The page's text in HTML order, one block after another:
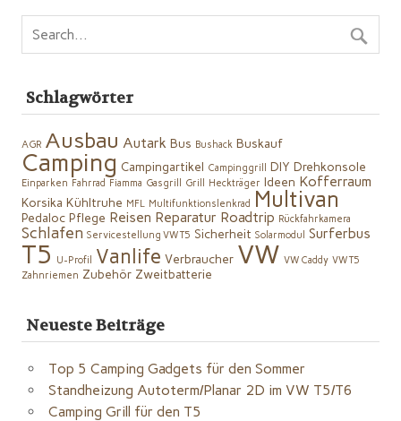
Schlagwörter
AGR Ausbau Autark Bus Bushack Buskauf
Camping Campingartikel Campinggrill DIY Drehkonsole
Einparken Fahrrad Fiamma Gasgrill Grill Heckträger Ideen Kofferraum
Korsika Kühltruhe MFL Multifunktionslenkrad Multivan
Pedaloc Pflege Reisen Reparatur Roadtrip Rückfahrkamera
Schlafen Servicestellung VW T5 Sicherheit Solarmodul Surferbus
T5 U-Profil Vanlife Verbraucher VW VW Caddy VW T5
Zahnriemen Zubehör Zweitbatterie
Neueste Beiträge
Top 5 Camping Gadgets für den Sommer
Standheizung Autoterm/Planar 2D im VW T5/T6
Camping Grill für den T5